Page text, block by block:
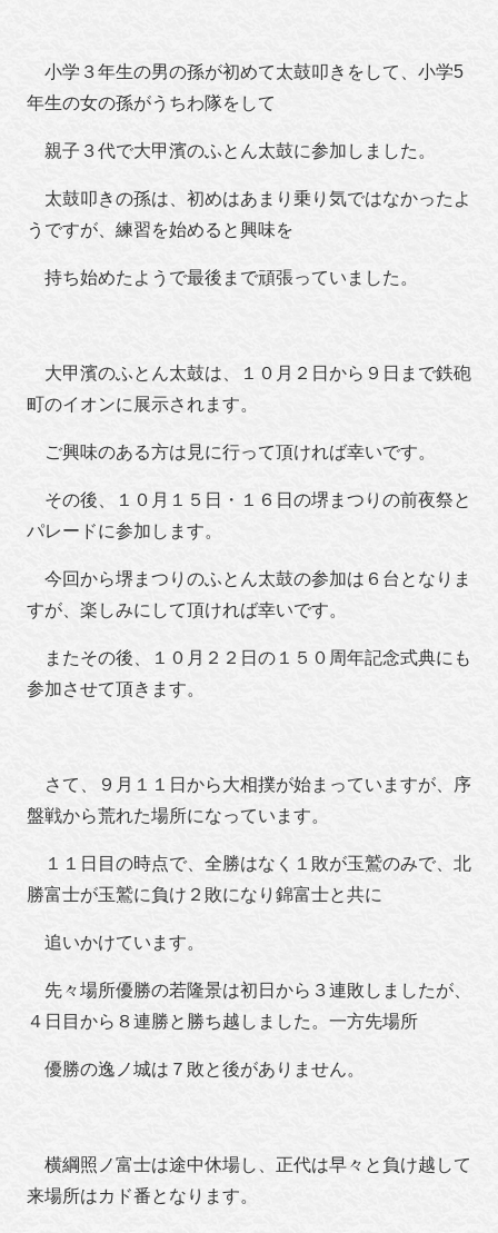
小学３年生の男の孫が初めて太鼓叩きをして、小学5
年生の女の孫がうちわ隊をして
親子３代で大甲濱のふとん太鼓に参加しました。
太鼓叩きの孫は、初めはあまり乗り気ではなかったよ
うですが、練習を始めると興味を
持ち始めたようで最後まで頑張っていました。
大甲濱のふとん太鼓は、１０月２日から９日まで鉄砲
町のイオンに展示されます。
ご興味のある方は見に行って頂ければ幸いです。
その後、１０月１５日・１６日の堺まつりの前夜祭と
パレードに参加します。
今回から堺まつりのふとん太鼓の参加は６台となりま
すが、楽しみにして頂ければ幸いです。
またその後、１０月２２日の１５０周年記念式典にも
参加させて頂きます。
さて、９月１１日から大相撲が始まっていますが、序
盤戦から荒れた場所になっています。
１１日目の時点で、全勝はなく１敗が玉鷲のみで、北
勝富士が玉鷲に負け２敗になり錦富士と共に
追いかけています。
先々場所優勝の若隆景は初日から３連敗しましたが、
４日目から８連勝と勝ち越しました。一方先場所
優勝の逸ノ城は７敗と後がありません。
横綱照ノ富士は途中休場し、正代は早々と負け越して
来場所はカド番となります。